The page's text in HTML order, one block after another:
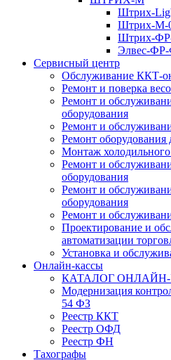
Штрих-
Штрих-М-
Штрих-
Элвес-
Сервисный центр
Обслуживание ККТ-
Ремонт и поверка
Ремонт и
оборудования
Ремонт и
Ремонт
Монтаж
Ремонт и
оборудования
Ремонт и
оборудования
Ремонт и
Проектирование и
автоматизации
Установка и
Онлайн-кассы
КАТАЛОГ
Модернизация
54 ФЗ
Реестр ККТ
Реестр ОФД
Реестр ФН
Тахографы